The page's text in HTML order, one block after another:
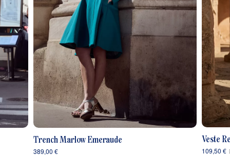
Trench Marlow Emeraude
389,00 €
Veste
109,50 €